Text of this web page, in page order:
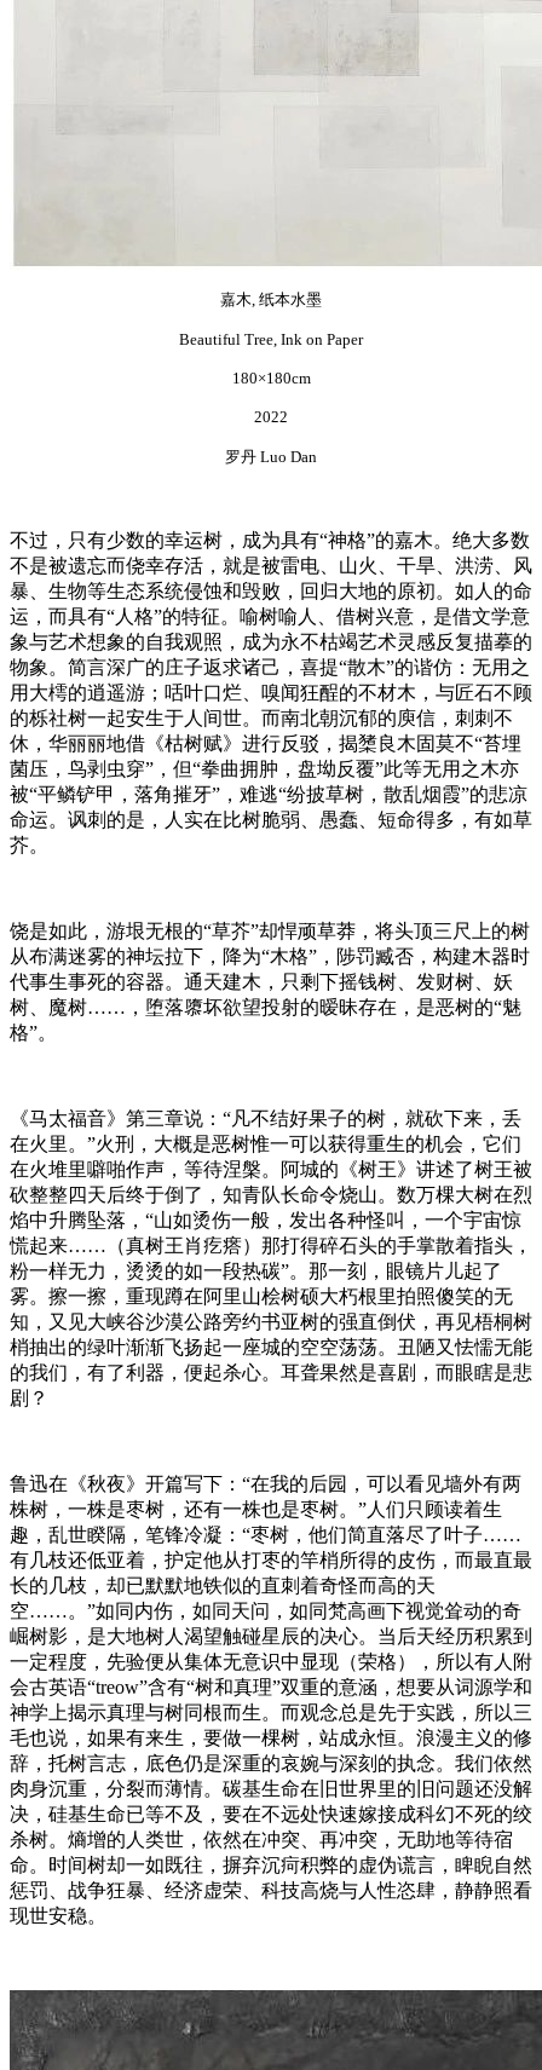
嘉木, 纸本水墨
Beautiful Tree, Ink on Paper
180×180cm
2022
罗丹 Luo Dan
不过，只有少数的幸运树，成为具有“神格”的嘉木。绝大多数
不是被遗忘而侥幸存活，就是被雷电、山火、干旱、洪涝、风
暴、生物等生态系统侵蚀和毁败，回归大地的原初。如人的命
运，而具有“人格”的特征。喻树喻人、借树兴意，是借文学意
象与艺术想象的自我观照，成为永不枯竭艺术灵感反复描摹的
物象。简言深广的庄子返求诸己，喜提“散木”的谐仿：无用之
用大樗的逍遥游；咶叶口烂、嗅闻狂酲的不材木，与匠石不顾
的栎社树一起安生于人间世。而南北朝沉郁的庾信，刺刺不
休，华丽丽地借《枯树赋》进行反驳，揭橥良木固莫不“苔埋
菌压，鸟剥虫穿”，但“拳曲拥肿，盘坳反覆”此等无用之木亦
被“平鳞铲甲，落角摧牙”，难逃“纷披草树，散乱烟霞”的悲凉
命运。讽刺的是，人实在比树脆弱、愚蠢、短命得多，有如草
芥。
饶是如此，游垠无根的“草芥”却悍顽草莽，将头顶三尺上的树
从布满迷雾的神坛拉下，降为“木格”，陟罚臧否，构建木器时
代事生事死的容器。通天建木，只剩下摇钱树、发财树、妖
树、魔树……，堕落隳坏欲望投射的暧昧存在，是恶树的“魅
格”。
《马太福音》第三章说：“凡不结好果子的树，就砍下来，丢
在火里。”火刑，大概是恶树惟一可以获得重生的机会，它们
在火堆里噼啪作声，等待涅槃。阿城的《树王》讲述了树王被
砍整整四天后终于倒了，知青队长命令烧山。数万棵大树在烈
焰中升腾坠落，“山如烫伤一般，发出各种怪叫，一个宇宙惊
慌起来……（真树王肖疙瘩）那打得碎石头的手掌散着指头，
粉一样无力，烫烫的如一段热碳”。那一刻，眼镜片儿起了
雾。擦一擦，重现蹲在阿里山桧树硕大朽根里拍照傻笑的无
知，又见大峡谷沙漠公路旁约书亚树的强直倒伏，再见梧桐树
梢抽出的绿叶渐渐飞扬起一座城的空空荡荡。丑陋又怯懦无能
的我们，有了利器，便起杀心。耳聋果然是喜剧，而眼瞎是悲
剧？
鲁迅在《秋夜》开篇写下：“在我的后园，可以看见墙外有两
株树，一株是枣树，还有一株也是枣树。”人们只顾读着生
趣，乱世睽隔，笔锋冷凝：“枣树，他们简直落尽了叶子……
有几枝还低亚着，护定他从打枣的竿梢所得的皮伤，而最直最
长的几枝，却已默默地铁似的直刺着奇怪而高的天
空……。”如同内伤，如同天问，如同梵高画下视觉耸动的奇
崛树影，是大地树人渴望触碰星辰的决心。当后天经历积累到
一定程度，先验便从集体无意识中显现（荣格），所以有人附
会古英语“treow”含有“树和真理”双重的意涵，想要从词源学和
神学上揭示真理与树同根而生。而观念总是先于实践，所以三
毛也说，如果有来生，要做一棵树，站成永恒。浪漫主义的修
辞，托树言志，底色仍是深重的哀婉与深刻的执念。我们依然
肉身沉重，分裂而薄情。碳基生命在旧世界里的旧问题还没解
决，硅基生命已等不及，要在不远处快速嫁接成科幻不死的绞
杀树。熵增的人类世，依然在冲突、再冲突，无助地等待宿
命。时间树却一如既往，摒弃沉疴积弊的虚伪谎言，睥睨自然
惩罚、战争狂暴、经济虚荣、科技高烧与人性恣肆，静静照看
现世安稳。